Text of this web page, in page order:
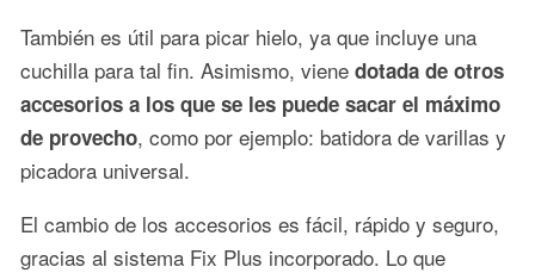
También es útil para picar hielo, ya que incluye una
cuchilla para tal fin. Asimismo, viene dotada de otros
accesorios a los que se les puede sacar el máximo
de provecho, como por ejemplo: batidora de varillas y
picadora universal.
El cambio de los accesorios es fácil, rápido y seguro,
gracias al sistema Fix Plus incorporado. Lo que